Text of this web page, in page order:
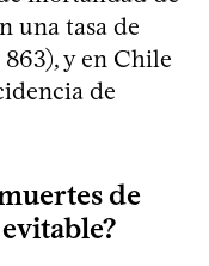
una tasa de
y en Chile
de
de